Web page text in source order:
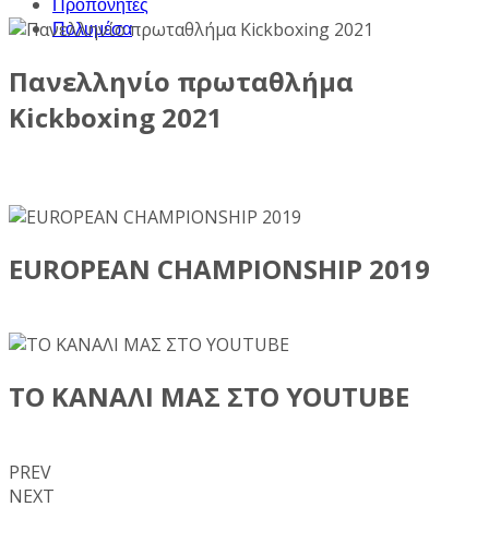
Πολυμέσα
Πανελληνίο πρωταθλήμα
Kickboxing 2021
EUROPEAN CHAMPIONSHIP 2019
ΤΟ ΚΑΝΑΛΙ ΜΑΣ ΣΤΟ YOUTUBE
PREV
NEXT